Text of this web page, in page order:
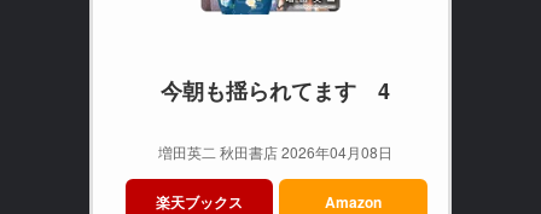
今朝も揺られてます 4
増田英二 秋田書店 2026年04月08日
楽天ブックス Amazon